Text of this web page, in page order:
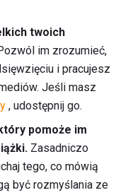
twoich
im zrozumieć,
i pracujesz
Jeśli masz
, udostępnij go.
pomoże im
Zasadniczo
tego, co mówią
być rozmyślania ze